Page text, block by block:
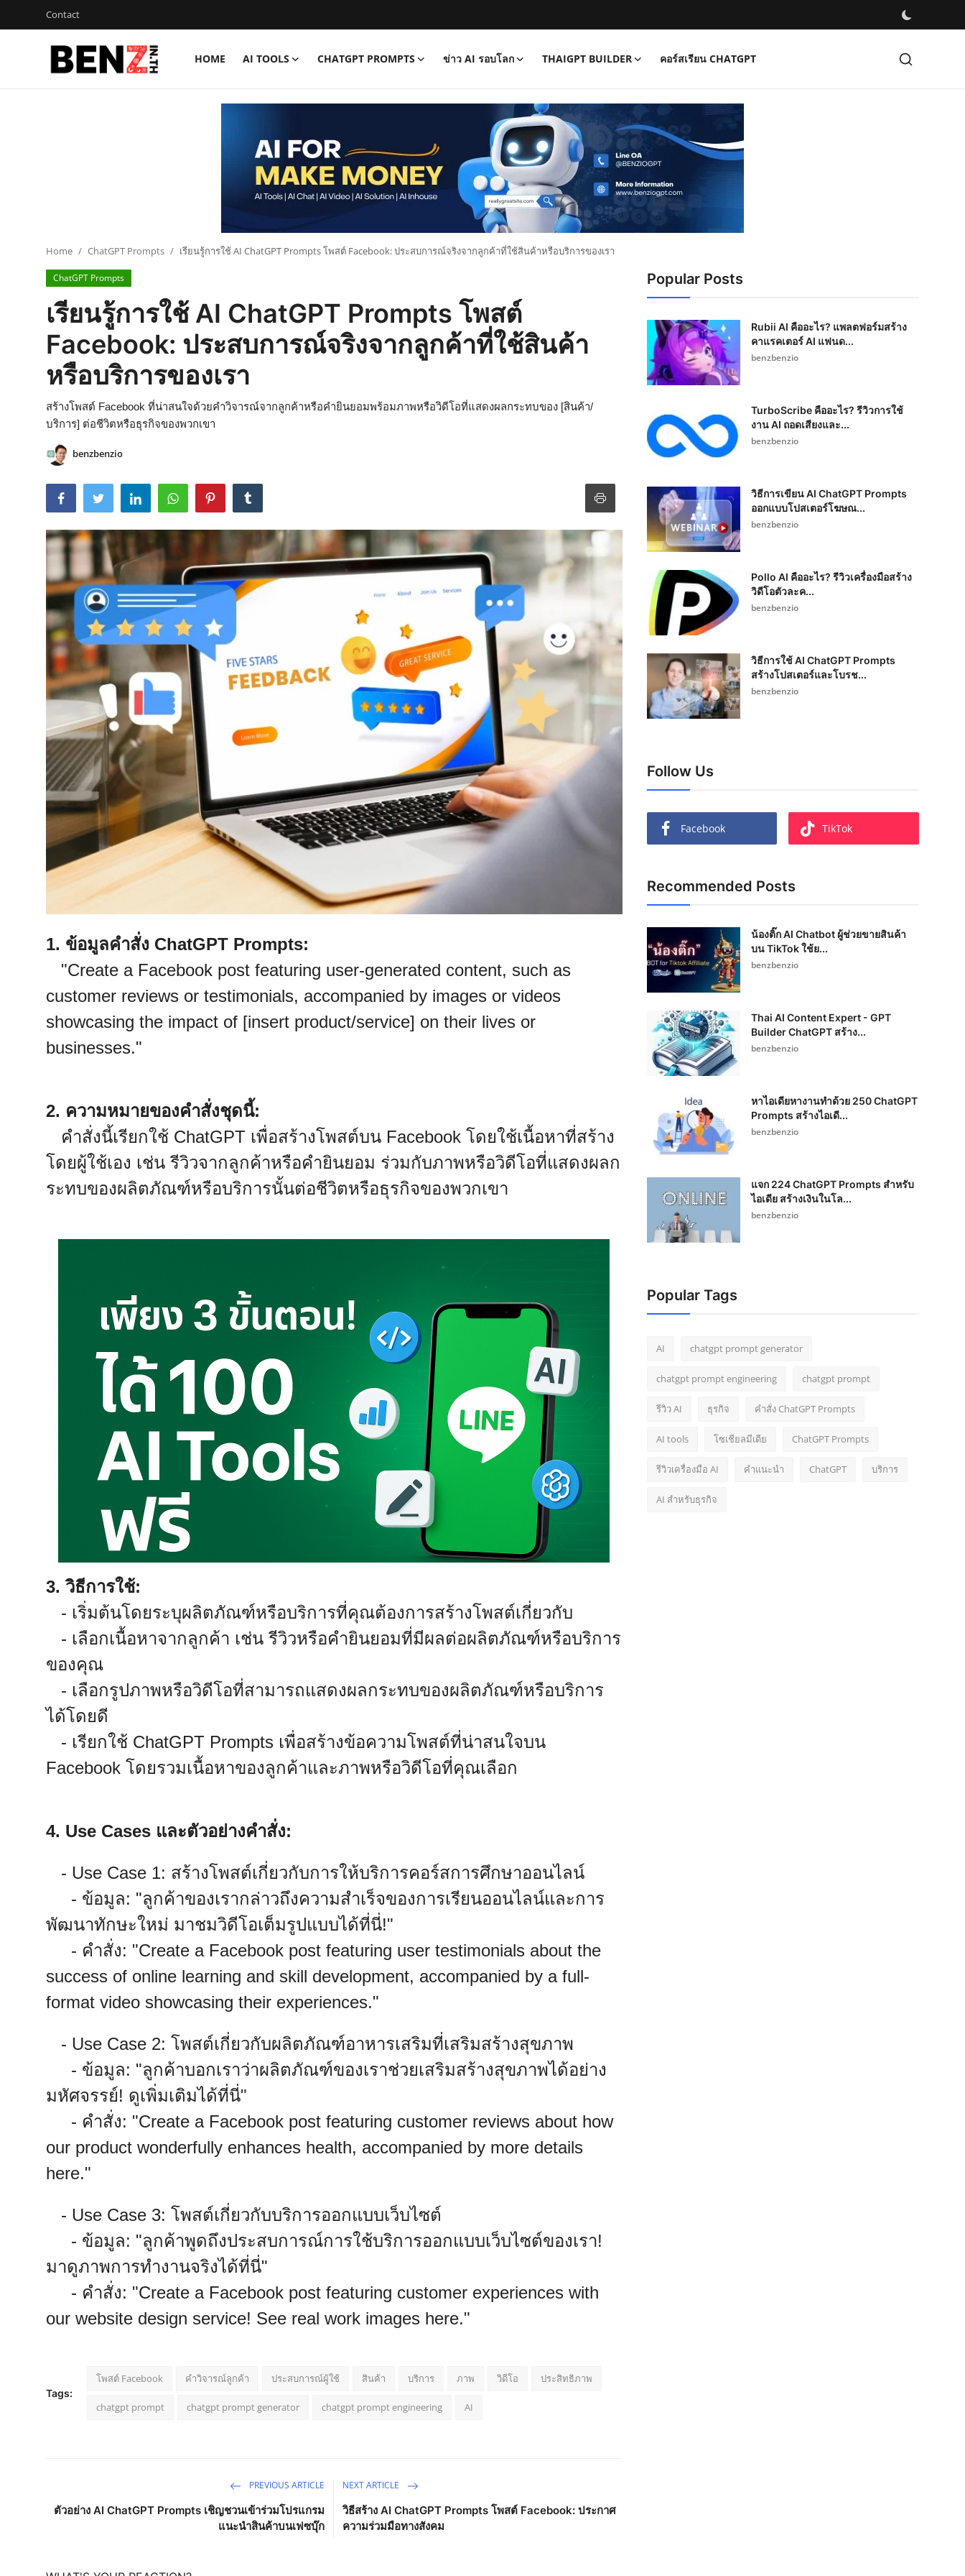
Contact
HOME AI TOOLS CHATGPT PROMPTS ข่าว AI รอบโลก THAIGPT BUILDER คอร์สเรียน CHATGPT
ThaiGPT Builder
คอร์สเรียน ChatGPT
Home ChatGPT Prompts เรียนรู้การใช้ AI ChatGPT Prompts โพสต์ Facebook: ประสบการณ์จริงจากลูกค้าที่ใช้สินค้าหรือบริการของเรา
ChatGPT Prompts
เรียนรู้การใช้ AI ChatGPT Prompts โพสต์
Facebook: ประสบการณ์จริงจากลูกค้าที่ใช้สินค้า
หรือบริการของเรา
สร้างโพสต์ Facebook ที่น่าสนใจด้วยคำวิจารณ์จากลูกค้าหรือคำยินยอมพร้อมภาพหรือวิดีโอที่แสดงผลกระทบของ [สินค้า/
บริการ] ต่อชีวิตหรือธุรกิจของพวกเขา
benzbenzio
1. ข้อมูลคำสั่ง ChatGPT Prompts:
"Create a Facebook post featuring user-generated content, such as
customer reviews or testimonials, accompanied by images or videos
showcasing the impact of [insert product/service] on their lives or
businesses."
2. ความหมายของคำสั่งชุดนี้:
คำสั่งนี้เรียกใช้ ChatGPT เพื่อสร้างโพสต์บน Facebook โดยใช้เนื้อหาที่สร้าง
โดยผู้ใช้เอง เช่น รีวิวจากลูกค้าหรือคำยินยอม ร่วมกับภาพหรือวิดีโอที่แสดงผลก
ระทบของผลิตภัณฑ์หรือบริการนั้นต่อชีวิตหรือธุรกิจของพวกเขา
3. วิธีการใช้:
- เริ่มต้นโดยระบุผลิตภัณฑ์หรือบริการที่คุณต้องการสร้างโพสต์เกี่ยวกับ
- เลือกเนื้อหาจากลูกค้า เช่น รีวิวหรือคำยินยอมที่มีผลต่อผลิตภัณฑ์หรือบริการ
ของคุณ
- เลือกรูปภาพหรือวิดีโอที่สามารถแสดงผลกระทบของผลิตภัณฑ์หรือบริการ
ได้โดยดี
- เรียกใช้ ChatGPT Prompts เพื่อสร้างข้อความโพสต์ที่น่าสนใจบน
Facebook โดยรวมเนื้อหาของลูกค้าและภาพหรือวิดีโอที่คุณเลือก
4. Use Cases และตัวอย่างคำสั่ง:
- Use Case 1: สร้างโพสต์เกี่ยวกับการให้บริการคอร์สการศึกษาออนไลน์
- ข้อมูล: "ลูกค้าของเรากล่าวถึงความสำเร็จของการเรียนออนไลน์และการ
พัฒนาทักษะใหม่ มาชมวิดีโอเต็มรูปแบบได้ที่นี่!"
- คำสั่ง: "Create a Facebook post featuring user testimonials about the
success of online learning and skill development, accompanied by a full-
format video showcasing their experiences."
- Use Case 2: โพสต์เกี่ยวกับผลิตภัณฑ์อาหารเสริมที่เสริมสร้างสุขภาพ
- ข้อมูล: "ลูกค้าบอกเราว่าผลิตภัณฑ์ของเราช่วยเสริมสร้างสุขภาพได้อย่าง
มหัศจรรย์! ดูเพิ่มเติมได้ที่นี่"
- คำสั่ง: "Create a Facebook post featuring customer reviews about how
our product wonderfully enhances health, accompanied by more details
here."
- Use Case 3: โพสต์เกี่ยวกับบริการออกแบบเว็บไซต์
- ข้อมูล: "ลูกค้าพูดถึงประสบการณ์การใช้บริการออกแบบเว็บไซต์ของเรา!
มาดูภาพการทำงานจริงได้ที่นี่"
- คำสั่ง: "Create a Facebook post featuring customer experiences with
our website design service! See real work images here."
Tags:
โพสต์ Facebook คำวิจารณ์ลูกค้า ประสบการณ์ผู้ใช้ สินค้า บริการ ภาพ วิดีโอ ประสิทธิภาพ
chatgpt prompt chatgpt prompt generator chatgpt prompt engineering AI
PREVIOUS ARTICLE
ตัวอย่าง AI ChatGPT Prompts เชิญชวนเข้าร่วมโปรแกรม
แนะนำสินค้าบนเฟซบุ๊ก
NEXT ARTICLE
วิธีสร้าง AI ChatGPT Prompts โพสต์ Facebook: ประกาศ
ความร่วมมือทางสังคม
Popular Posts
Rubii AI คืออะไร? แพลตฟอร์มสร้าง
คาแรคเตอร์ AI แฟนด...
benzbenzio
TurboScribe คืออะไร? รีวิวการใช้
งาน AI ถอดเสียงและ...
benzbenzio
วิธีการเขียน AI ChatGPT Prompts
ออกแบบโปสเตอร์โฆษณ...
benzbenzio
Pollo AI คืออะไร? รีวิวเครื่องมือสร้าง
วิดีโอตัวละค...
benzbenzio
วิธีการใช้ AI ChatGPT Prompts
สร้างโปสเตอร์และโบรช...
benzbenzio
Follow Us
Facebook TikTok
Recommended Posts
น้องติ๊ก AI Chatbot ผู้ช่วยขายสินค้า
บน TikTok ใช้ย...
benzbenzio
Thai AI Content Expert - GPT
Builder ChatGPT สร้าง...
benzbenzio
หาไอเดียหางานทำด้วย 250 ChatGPT
Prompts สร้างไอเดี...
benzbenzio
แจก 224 ChatGPT Prompts สำหรับ
ไอเดีย สร้างเงินในโล...
benzbenzio
Popular Tags
AI chatgpt prompt generator
chatgpt prompt engineering chatgpt prompt
รีวิว AI ธุรกิจ คำสั่ง ChatGPT Prompts
AI tools โซเชียลมีเดีย ChatGPT Prompts
รีวิวเครื่องมือ AI คำแนะนำ ChatGPT บริการ
AI สำหรับธุรกิจ